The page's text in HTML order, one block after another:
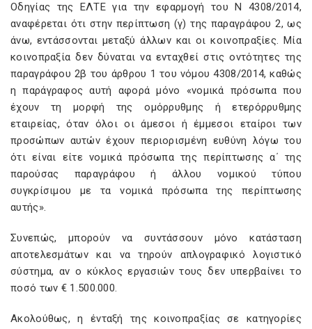
Οδηγίας της ΕΛΤΕ για την εφαρμογή του Ν 4308/2014,
αναφέρεται ότι στην περίπτωση (γ) της παραγράφου 2, ως
άνω, εντάσσονται μεταξύ άλλων και οι κοινοπραξίες. Μία
κοινοπραξία δεν δύναται να ενταχθεί στις οντότητες της
παραγράφου 2β του άρθρου 1 του νόμου 4308/2014, καθώς
η παράγραφος αυτή αφορά μόνο «νομικά πρόσωπα που
έχουν τη μορφή της ομόρρυθμης ή ετερόρρυθμης
εταιρείας, όταν όλοι οι άμεσοι ή έμμεσοι εταίροι των
προσώπων αυτών έχουν περιορισμένη ευθύνη λόγω του
ότι είναι είτε νομικά πρόσωπα της περίπτωσης α΄ της
παρούσας παραγράφου ή άλλου νομικού τύπου
συγκρίσιμου με τα νομικά πρόσωπα της περίπτωσης
αυτής».
Συνεπώς, μπορούν να συντάσσουν μόνο κατάσταση
αποτελεσμάτων και να τηρούν απλογραφικό λογιστικό
σύστημα, αν ο κύκλος εργασιών τους δεν υπερβαίνει το
ποσό των € 1.500.000.
Ακολούθως, η ένταξή της κοινοπραξίας σε κατηγορίες